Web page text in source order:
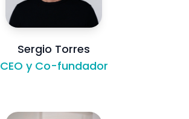
Sergio Torres
CEO y Co-fundador